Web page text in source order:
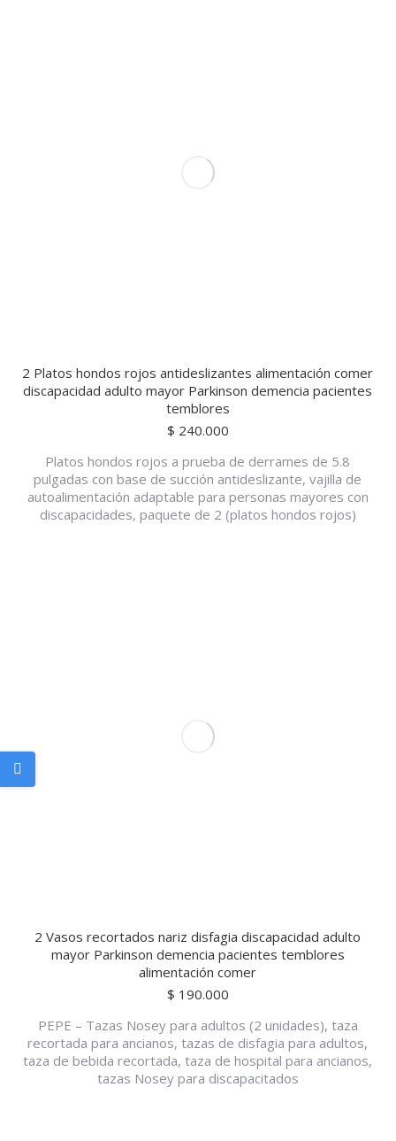
2 Platos hondos rojos antideslizantes alimentación comer
discapacidad adulto mayor Parkinson demencia pacientes
temblores
$ 240.000
Platos hondos rojos a prueba de derrames de 5.8
pulgadas con base de succión antideslizante, vajilla de
autoalimentación adaptable para personas mayores con
discapacidades, paquete de 2 (platos hondos rojos)
2 Vasos recortados nariz disfagia discapacidad adulto
mayor Parkinson demencia pacientes temblores
alimentación comer
$ 190.000
PEPE – Tazas Nosey para adultos (2 unidades), taza
recortada para ancianos, tazas de disfagia para adultos,
taza de bebida recortada, taza de hospital para ancianos,
tazas Nosey para discapacitados